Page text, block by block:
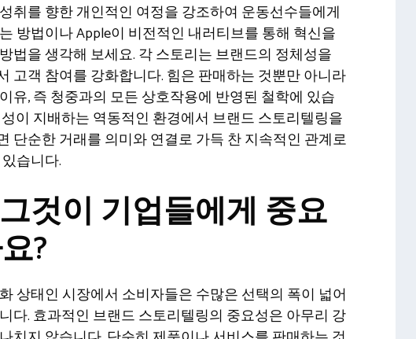
취를 향한 개인적인 여정을 강조하여 운동선수들에게
방법이나 Apple이 비전적인 내러티브를 통해 혁신을
법을 생각해 보세요. 각 스토리는 브랜드의 정체성을
고객 참여를 강화합니다. 힘은 판매하는 것뿐만 아니라
유, 즉 청중과의 모든 상호작용에 반영된 철학에 있습
이 지배하는 역동적인 환경에서 브랜드 스토리텔링을
단순한 거래를 의미와 연결로 가득 찬 지속적인 관계로
습니다.
것이 기업들에게 중요
?
상태인 시장에서 소비자들은 수많은 선택의 폭이 넓어
다. 효과적인 브랜드 스토리텔링의 중요성은 아무리 강